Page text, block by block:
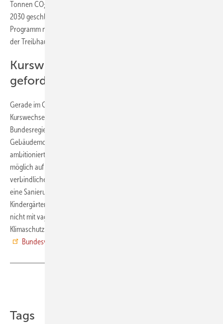
Tonnen CO2
2030 geschlossen werden müsse.“ Die Bundesregierung muss das
Programm nun unter Berücksichtigung der seitherigen Entwicklung
der Treibhausgasemissionen ergänzen.
Kurswechsel im Gebäudebereich
gefordert
Gerade im Gebäudebereich brauche es jetzt einen echten
Kurswechsel, sagt DUH-Bundesgeschäftsführerin Barbara Metz. „Die
Bundesregierung muss umgehend die Hängepartie beim
Gebäudemodernisierungsgesetz beenden und durch ein
ambitioniertes Gesetz sicherstellen, dass Deutschland so schnell wie
möglich auf fossilfreie Heizungen umsteigt. Zusätzlich brauchen wir
verbindliche Sanierungsquoten für die schlechtesten Gebäude und
eine Sanierungsoffensive für öffentliche Gebäude wie Schulen und
Kindergärten. Das Urteil macht klar: Die Bundesregierung kann sich
nicht mit vagen Absichtserklärungen aus der Verantwortung stehlen –
Klimaschutz ist gesetzliche Pflicht.“ Quelle:
Bundesverwaltungsgericht
Tags